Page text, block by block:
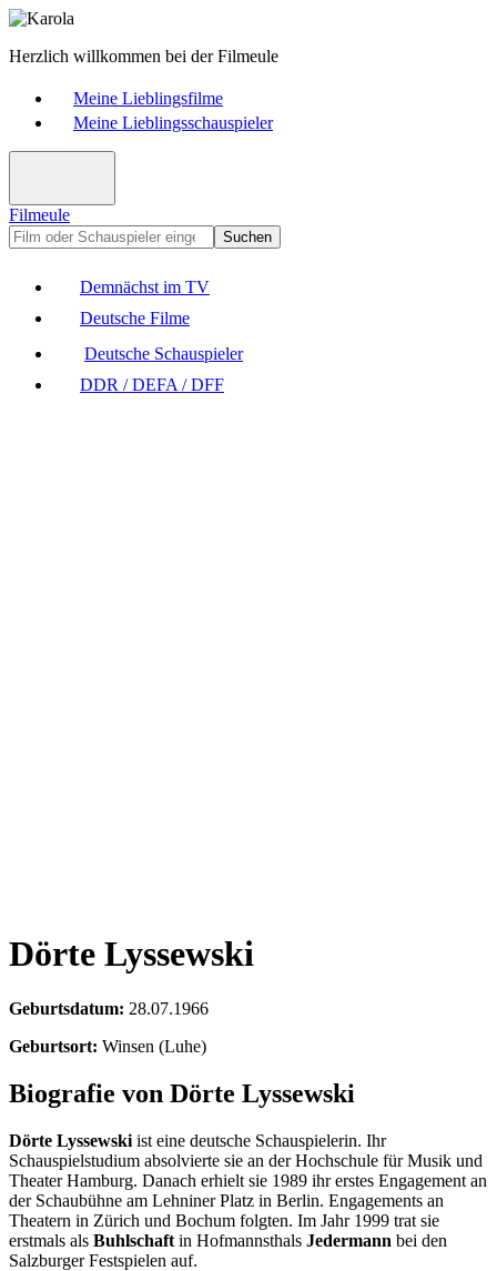
Herzlich willkommen bei der Filmeule
Meine Lieblingsfilme
Meine Lieblingsschauspieler
Filmeule
Suchen
Demnächst im TV
Deutsche Filme
Deutsche Schauspieler
DDR / DEFA / DFF
Dörte Lyssewski
Geburtsdatum: 28.07.1966
Geburtsort: Winsen (Luhe)
Biografie von Dörte Lyssewski
Dörte Lyssewski ist eine deutsche Schauspielerin. Ihr
Schauspielstudium absolvierte sie an der Hochschule für Musik und
Theater Hamburg. Danach erhielt sie 1989 ihr erstes Engagement an
der Schaubühne am Lehniner Platz in Berlin. Engagements an
Theatern in Zürich und Bochum folgten. Im Jahr 1999 trat sie
erstmals als Buhlschaft in Hofmannsthals Jedermann bei den
Salzburger Festspielen auf.